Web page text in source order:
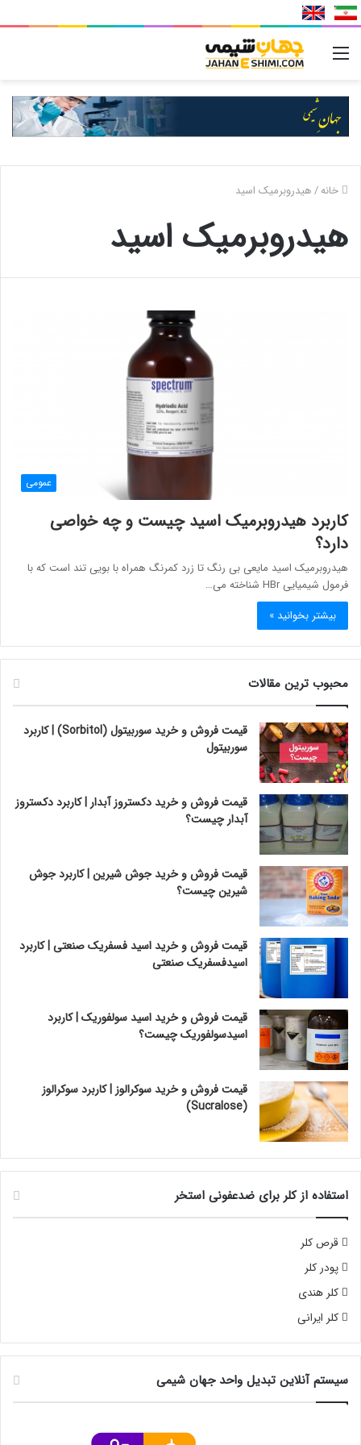
خانه/هیدروبرمیک اسید
هیدروبرمیک اسید
عمومی
کاربرد هیدروبرمیک اسید چیست و چه خواصی
دارد؟
هیدروبرمیک اسید مایعی بی رنگ تا زرد کمرنگ همراه با بویی تند است که با
فرمول شیمیایی HBr شناخته می…
بیشتر بخوانید »
محبوب ترین مقالات
قیمت فروش و خرید سوربیتول (Sorbitol) | کاربرد
سوربیتول
قیمت فروش و خرید دکستروز آبدار | کاربرد دکستروز
آبدار چیست؟
قیمت فروش و خرید جوش شیرین | کاربرد جوش
شیرین چیست؟
قیمت فروش و خرید اسید فسفریک صنعتی | کاربرد
اسیدفسفریک صنعتی
قیمت فروش و خرید اسید سولفوریک | کاربرد
اسیدسولفوریک چیست؟
قیمت فروش و خرید سوکرالوز | کاربرد سوکرالوز
(Sucralose)
استفاده از کلر برای ضدعفونی استخر
قرص کلر
پودر کلر
کلر هندی
کلر ایرانی
سیستم آنلاین تبدیل واحد جهان شیمی